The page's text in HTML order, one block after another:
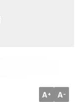
A+ A-